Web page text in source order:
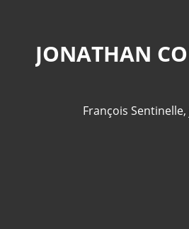
François Sentinelle,